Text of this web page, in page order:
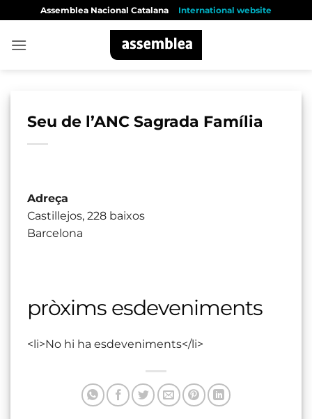
content
Assemblea Nacional Catalana International website
Seu de l’ANC Sagrada Família
Adreça
Castillejos, 228 baixos
Barcelona
pròxims esdeveniments
<li>No hi ha esdeveniments</li>